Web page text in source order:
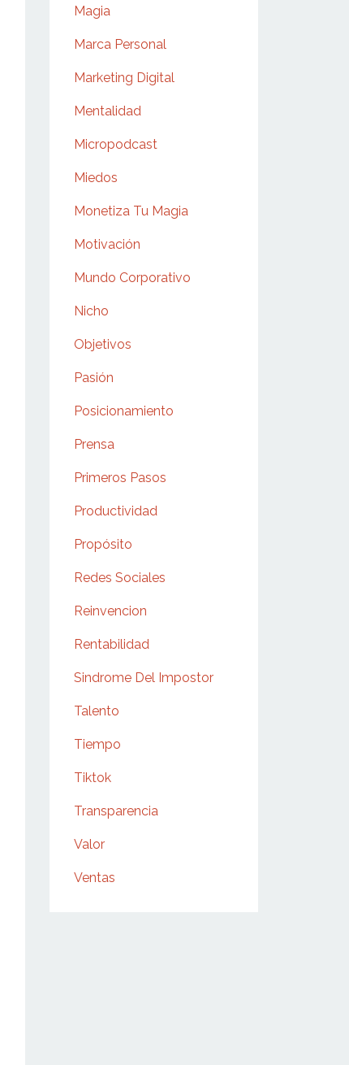
Magia
Marca Personal
Marketing Digital
Mentalidad
Micropodcast
Miedos
Monetiza Tu Magia
Motivación
Mundo Corporativo
Nicho
Objetivos
Pasión
Posicionamiento
Prensa
Primeros Pasos
Productividad
Propósito
Redes Sociales
Reinvencion
Rentabilidad
Sindrome Del Impostor
Talento
Tiempo
Tiktok
Transparencia
Valor
Ventas